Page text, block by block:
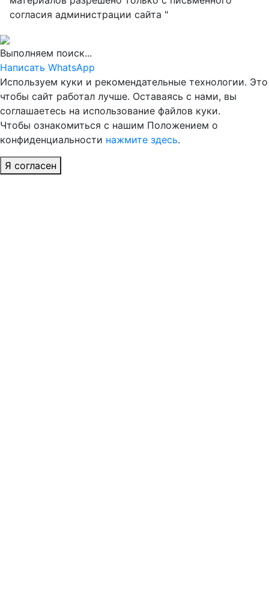
согласия администрации сайта "
Выполняем поиск...
Написать WhatsApp
Используем куки и рекомендательные технологии. Это
чтобы сайт работал лучше. Оставаясь с нами, вы
соглашаетесь на использование файлов куки.
Чтобы ознакомиться с нашим Положением о
конфиденциальности нажмите здесь.
Я согласен